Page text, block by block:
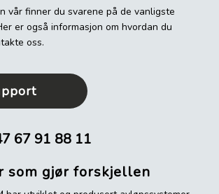
som gjør forskjellen
vår finner du svarene på de vanligste
er også informasjon om hvordan du
oss.
67 91 88 11